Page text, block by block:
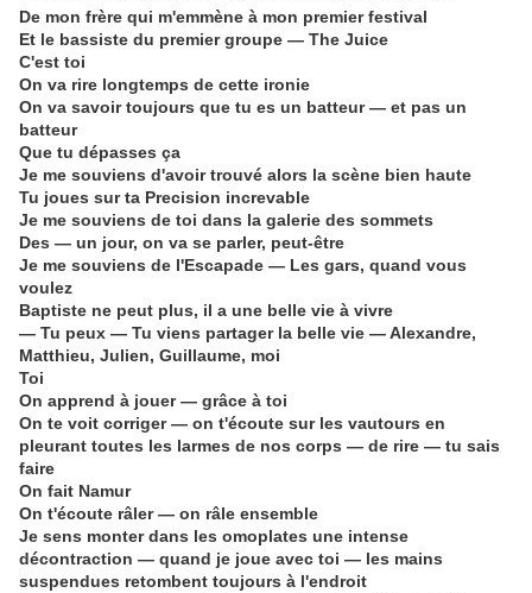
De mon frère qui m'emmène à mon premier festival
Et le bassiste du premier groupe — The Juice
C'est toi
On va rire longtemps de cette ironie
On va savoir toujours que tu es un batteur — et pas un
batteur
Que tu dépasses ça
Je me souviens d'avoir trouvé alors la scène bien haute
Tu joues sur ta Precision increvable
Je me souviens de toi dans la galerie des sommets
Des — un jour, on va se parler, peut-être
Je me souviens de l'Escapade — Les gars, quand vous
voulez
Baptiste ne peut plus, il a une belle vie à vivre
— Tu peux — Tu viens partager la belle vie — Alexandre,
Matthieu, Julien, Guillaume, moi
Toi
On apprend à jouer — grâce à toi
On te voit corriger — on t'écoute sur les vautours en
pleurant toutes les larmes de nos corps — de rire — tu sais
faire
On fait Namur
On t'écoute râler — on râle ensemble
Je sens monter dans les omoplates une intense
décontraction — quand je joue avec toi — les mains
suspendues retombent toujours à l'endroit